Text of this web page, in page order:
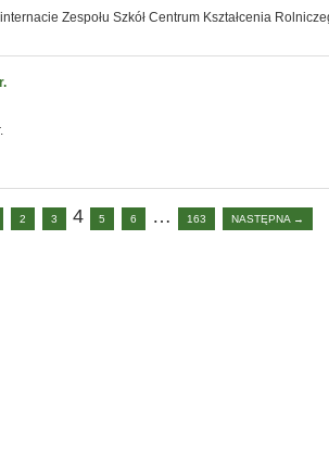
Zespołu Szkół Centrum Kształcenia
2 3 4 5 6 … 163 NASTĘPNA →